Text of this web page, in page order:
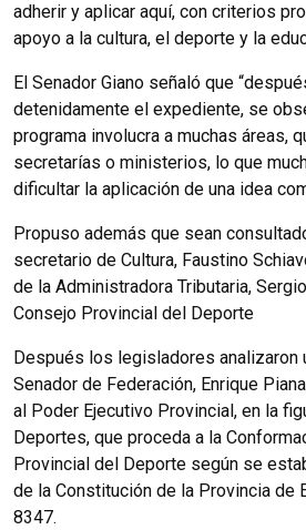
adherir y aplicar aquí, con criterios
apoyo a la cultura, el deporte y la
El Senador Giano señaló que
detenidamente el expediente, se
programa involucra a muchas áreas,
secretarías o ministerios, lo que
dificultar la aplicación de una idea
Propuso además que sean
secretario de Cultura, Faustino
de la Administradora Tributaria,
Consejo Provincial del Deporte
Después los legisladores analizaron
Senador de Federación, Enrique
al Poder Ejecutivo Provincial, en la
Deportes, que proceda a la
Provincial del Deporte según se
de la Constitución de la Provincia de
8347.